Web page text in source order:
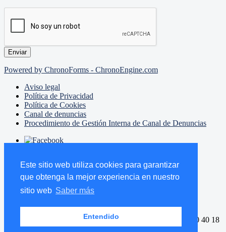
Este sitio web utiliza cookies para garantizar
que obtenga la mejor experiencia en nuestro
sitio web Saber más
Entendido
Powered by ChronoForms - ChronoEngine.com
Aviso legal
Política de Privacidad
Política de Cookies
Canal de denuncias
Procedimiento de Gestión Interna de Canal de Denuncias
Tlf.: 952 60 38 06 / 952 60 08 10 / 606 45 38 33
Fax: 952 20 40 18
info@victoriagestion.es www.victoriagestion.es